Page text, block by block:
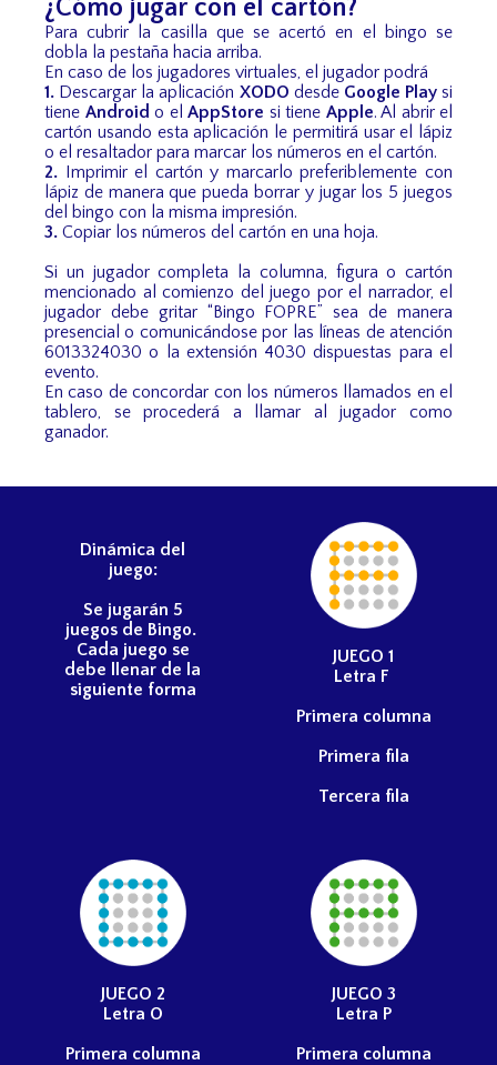
¿Cómo jugar con el cartón?
Para cubrir la casilla que se acertó en el bingo se
dobla la pestaña hacia arriba.
En caso de los jugadores virtuales, el jugador podrá
1. Descargar la aplicación XODO desde Google Playsi
tiene Android o el AppStore si tiene Apple. Al abrir el
cartón usando esta aplicación le permitirá usar el lápiz
o el resaltador para marcar los números en el cartón.
2. Imprimir el cartón y marcarlo preferiblemente con
lápiz de manera que pueda borrar y jugar los 5 juegos
del bingo con la misma impresión.
3. Copiar los números del cartón en una hoja.
Si un jugador completa la columna, figura o cartón
mencionado al comienzo del juego por el narrador, el
jugador debe gritar “Bingo FOPRE” sea de manera
presencial o comunicándose por las líneas de atención
6013324030 o la extensión 4030 dispuestas para el
evento.
En caso de concordar con los números llamados en el
tablero, se procederá a llamar al jugador como
ganador.
Dinámica del
juego:
Se jugarán 5
juegos de Bingo.
Cada juego se
debe llenar de la
siguiente forma
JUEGO 1
Letra F
Primera columna
Primera fila
Tercera fila
JUEGO 2
Letra O
Primera columna
JUEGO 3
Letra P
Primera columna